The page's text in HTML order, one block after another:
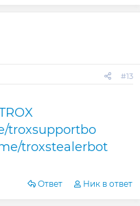
#13
troxsupportbo
troxstealerbot
Ответ Ник в ответ